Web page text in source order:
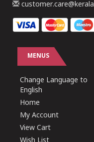
MENUS
Change Language to
English
Home
My Account
View Cart